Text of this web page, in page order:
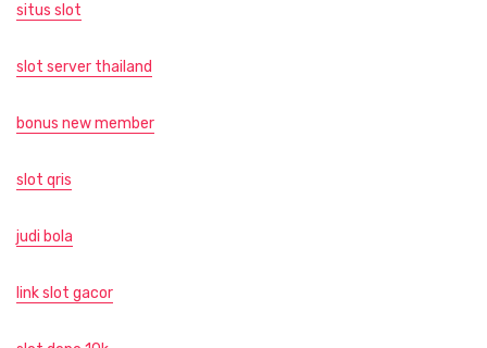
situs slot
slot server thailand
bonus new member
slot qris
judi bola
link slot gacor